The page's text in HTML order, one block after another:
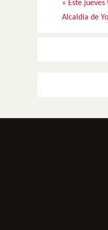
« Este
Alcaldía de